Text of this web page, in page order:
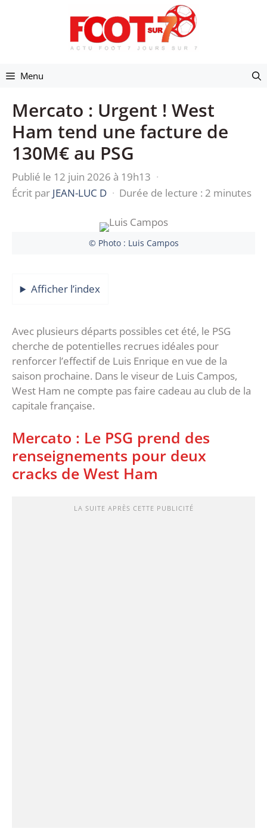
Menu
Mercato : Urgent ! West
Ham tend une facture de
130M€ au PSG
Publié le 12 juin 2026 à 19h13 ·
Écrit par JEAN-LUC D · Durée de lecture : 2 minutes
© Photo : Luis Campos
Afficher l’index
Avec plusieurs départs possibles cet été, le PSG
cherche de potentielles recrues idéales pour
renforcer l’effectif de Luis Enrique en vue de la
saison prochaine. Dans le viseur de Luis Campos,
West Ham ne compte pas faire cadeau au club de la
capitale française.
Mercato : Le PSG prend des
renseignements pour deux
cracks de West Ham
LA SUITE APRÈS CETTE PUBLICITÉ